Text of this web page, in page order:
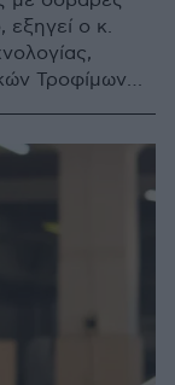
εξηγεί ο κ.
Τροφίμων